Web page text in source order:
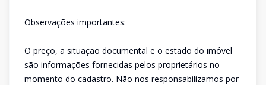
Observações importantes:
O preço, a situação documental e o estado do imóvel
são informações fornecidas pelos proprietários no
momento do cadastro. Não nos responsabilizamos por